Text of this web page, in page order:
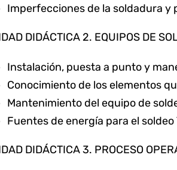
Imperfecciones de la soldadura y
DIDÁCTICA 2. EQUIPOS DE
Instalación, puesta a punto y
Conocimiento de los elementos
Mantenimiento del equipo de
Fuentes de energía para el soldeo
DIDÁCTICA 3. PROCESO